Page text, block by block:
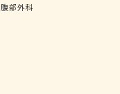
腹部外科